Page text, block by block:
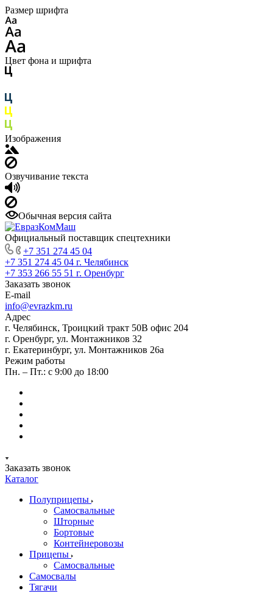
Размер шрифта
Цвет фона и шрифта
Изображения
Озвучивание текста
Обычная версия сайта
Официальный поставщик спецтехники
+7 351 274 45 04
+7 351 274 45 04 г. Челябинск
+7 353 266 55 51 г. Оренбург
Заказать звонок
E-mail
info@evrazkm.ru
Адрес
г. Челябинск, Троицкий тракт 50В офис 204
г. Оренбург, ул. Монтажников 32
г. Екатеринбург, ул. Монтажников 26а
Режим работы
Пн. – Пт.: с 9:00 до 18:00
Заказать звонок
Каталог
Полуприцепы
Самосвальные
Шторные
Бортовые
Контейнеровозы
Прицепы
Самосвальные
Самосвалы
Тягачи